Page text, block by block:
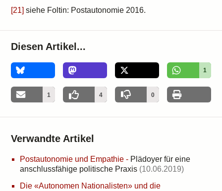
[21] siehe Foltin: Postautonomie 2016.
Diesen Artikel...
1
1 4 0
Verwandte Artikel
Postautonomie und Empathie - Plädoyer für eine
anschlussfähige politische Praxis (10.06.2019)
Die «Autonomen Nationalisten» und die